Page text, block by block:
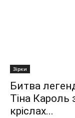
Зірки
Битва
Тіна Кароль
кріслах...